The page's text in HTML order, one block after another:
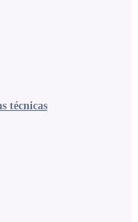
técnicas